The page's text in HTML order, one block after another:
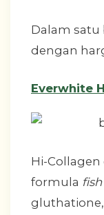
Dalam satu
dengan
Everwhite
Hi-
formula
gluthatione,